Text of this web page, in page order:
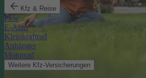
Kfz & Reise
Pkw
E-Auto
Kleinkraftrad
Anhänger
Motorrad
Weitere Kfz-Versicherungen